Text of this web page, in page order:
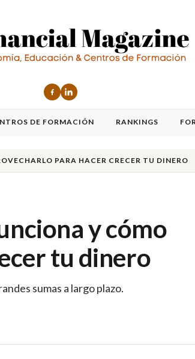
DE FORMACIÓN RANKINGS
PARA HACER CRECER TU DINERO
y cómo
tu dinero
sumas a largo plazo.